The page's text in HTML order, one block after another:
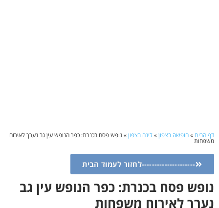
דף הבית»חופשה בצפון»לינה בצפון»נופש פסח בכנרת: כפר הנופש עין גב נערך לאירוח
משפחות
---------------------לחזור לעמוד הבית
נופש פסח בכנרת: כפר הנופש עין גב
נערך לאירוח משפחות